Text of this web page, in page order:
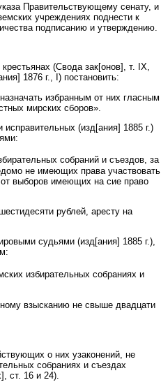
Правительствующему сенату, и
учреждениях поднести к
подписанию и утверждению.
(Свода зак[онов], т. IX,
1876 г., I) постановить:
избранным от них гласным
мирских сборов».
(изд[ания] 1885 г.)
собраний и съездов, за
не имеющих права участвовать
выборов имеющих на сие право
рублей, аресту на
судьями (изд[ания] 1885 г.),
избирательных собраниях и
взысканию не свыше двадцати
о них узаконений, не
собраниях и съездах
ст. 16 и 24).